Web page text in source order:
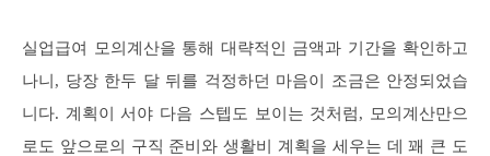
실업급여 모의계산을 통해 대략적인 금액과 기간을 확인하고
나니, 당장 한두 달 뒤를 걱정하던 마음이 조금은 안정되었습
니다. 계획이 서야 다음 스텝도 보이는 것처럼, 모의계산만으
로도 앞으로의 구직 준비와 생활비 계획을 세우는 데 꽤 큰 도